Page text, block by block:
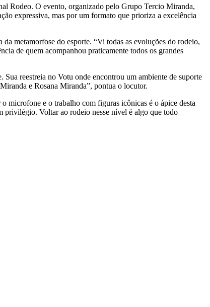
Rodeo. O evento, organizado pelo Grupo Tercio Miranda,
expressiva, mas por um formato que prioriza a excelência
metamorfose do esporte. “Vi todas as evoluções do rodeio,
de quem acompanhou praticamente todos os grandes
reestreia no Votu onde encontrou um ambiente de suporte
e Rosana Miranda”, pontua o locutor.
microfone e o trabalho com figuras icônicas é o ápice desta
privilégio. Voltar ao rodeio nesse nível é algo que todo